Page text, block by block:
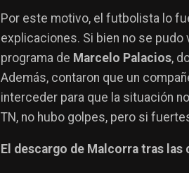
Por este motivo, el futbolista lo
explicaciones. Si bien no se pudo
programa de Marcelo Palacios,
Además, contaron que un
interceder para que la situación
TN, no hubo golpes, pero si
El descargo de Malcorra tras